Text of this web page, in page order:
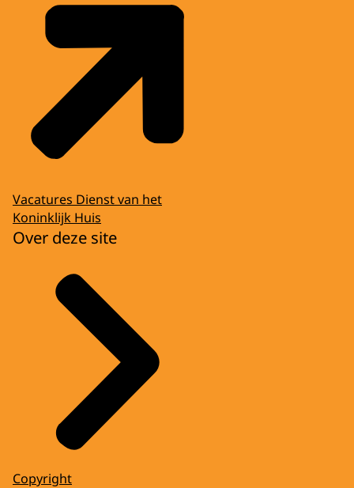
Vacatures Dienst van het
Koninklijk Huis
Over deze site
Copyright